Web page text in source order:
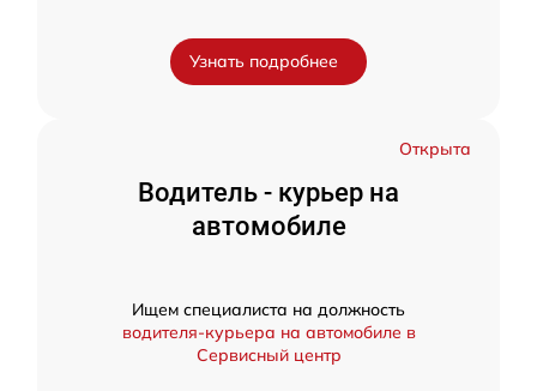
Узнать подробнее
Открыта
Водитель - курьер на
автомобиле
Ищем специалиста на должность
водителя-курьера на автомобиле в
Сервисный центр